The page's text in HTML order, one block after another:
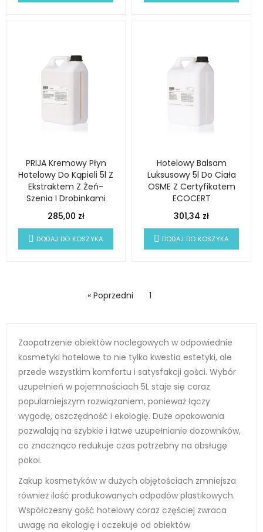
Zaopatrzenie obiektów noclegowych w odpowiednie
kosmetyki hotelowe to nie tylko kwestia estetyki, ale
przede wszystkim komfortu i satysfakcji gości. Wybór
uzupełnień w pojemnościach 5L staje się coraz
popularniejszym rozwiązaniem, ponieważ łączy
wygodę, oszczędność i ekologię. Duże opakowania
pozwalają na szybkie i łatwe uzupełnianie dozowników,
co znacznąco redukuje czas potrzebny na obsługę
pokoi.
Zakup kosmetyków w dużych objętościach zmniejsza
również ilość produkowanych odpadów plastikowych.
Współczesny gość hotelowy coraz częściej zwraca
uwagę na ekologię i oczekuje od obiektów
PRIJA Kremowy Płyn
Hotelowy Do Kąpieli 5l Z
Ekstraktem Z Żeń-
Szenia I Drobinkami
Złota
285,00 zł
DODAJ DO KOSZYKA
Hotelowy Balsam
Luksusowy 5l Do Ciała
OSME Z Certyfikatem
ECOCERT
301,34 zł
DODAJ DO KOSZYKA
« Poprzedni 1